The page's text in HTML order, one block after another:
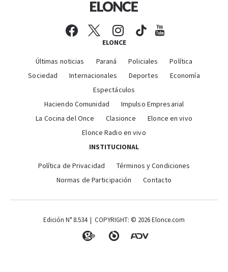
ELONCE
Últimas noticias Paraná Policiales
Política
Sociedad
Internacionales Deportes
Economía
Espectáculos
Haciendo Comunidad
Impulso Empresarial
La Cocina del Once
Clasionce
Elonce en vivo
Elonce Radio en vivo
INSTITUCIONAL
Política de Privacidad
Términos y Condiciones
Normas de Participación
Contacto
Edición N° 8.534 | COPYRIGHT: © 2026 Elonce.com